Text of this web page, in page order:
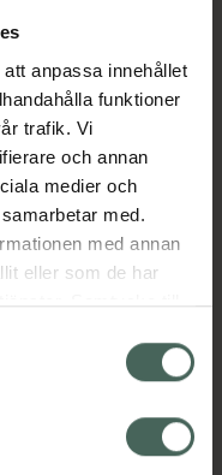
anpassa innehållet
funktioner
trafik. Vi
och annan
medier och
med.
med annan
eller som de har
Samtycke till
påverkar inte
innan återkallelsen.
Dölj
innan
Visa